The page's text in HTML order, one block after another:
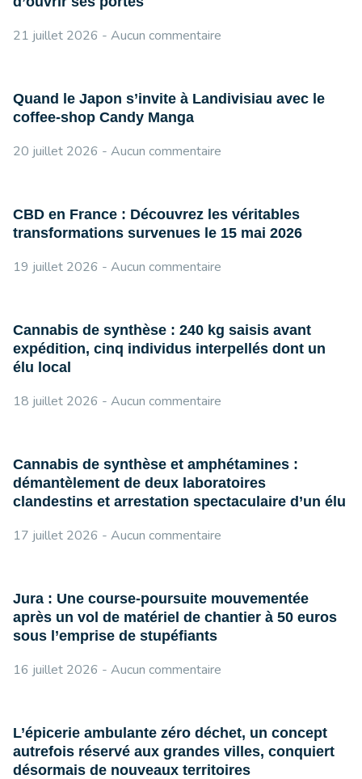
21 juillet 2026 Aucun commentaire
Quand le Japon s’invite à Landivisiau avec le
coffee-shop Candy Manga
20 juillet 2026 Aucun commentaire
CBD en France : Découvrez les véritables
transformations survenues le 15 mai 2026
19 juillet 2026 Aucun commentaire
Cannabis de synthèse : 240 kg saisis avant
expédition, cinq individus interpellés dont un
élu local
18 juillet 2026 Aucun commentaire
Cannabis de synthèse et amphétamines :
démantèlement de deux laboratoires
clandestins et arrestation spectaculaire d’un élu
17 juillet 2026 Aucun commentaire
Jura : Une course-poursuite mouvementée
après un vol de matériel de chantier à 50 euros
sous l’emprise de stupéfiants
16 juillet 2026 Aucun commentaire
L’épicerie ambulante zéro déchet, un concept
autrefois réservé aux grandes villes, conquiert
désormais de nouveaux territoires